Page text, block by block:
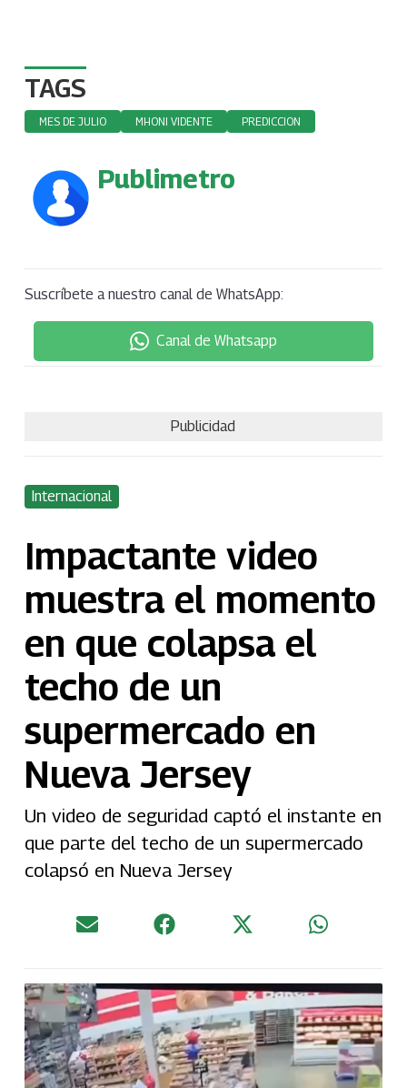
TAGS
MES DE JULIO MHONI VIDENTE PREDICCION
Publimetro
Suscríbete a nuestro canal de WhatsApp:
Canal de Whatsapp
Publicidad
Internacional
Impactante video
muestra el momento
en que colapsa el
techo de un
supermercado en
Nueva Jersey
Un video de seguridad captó el instante en
que parte del techo de un supermercado
colapsó en Nueva Jersey